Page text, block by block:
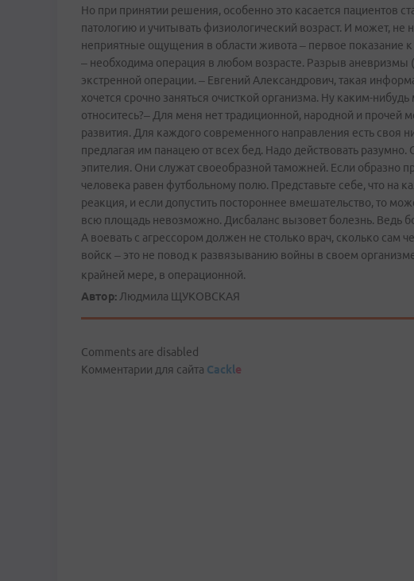
Но при принятии решения, особенно это касается пациентов
патологию и учитывать физиологический возраст. И может, не
неприятные ощущения в области живота – первое показание
– необходима операция в любом возрасте. Разрыв аневризмы
экстренной операции. – Евгений Александрович, такая
хочется срочно заняться очисткой организма. Ну каким-­
относитесь?– Для меня нет традиционной, народной и
развития. Для каждого современного направления есть своя
предлагая им панацею от всех бед. Надо действовать
эпителия. Они служат своеобразной таможней. Если образно
человека равен футбольному полю. Представьте себе, что на
реакция, и если допустить постороннее вмешательство, то
всю площадь невозможно. Дисбаланс вызовет болезнь. Ведь
А воевать с агрессором должен не столько врач, сколько сам
войск – это не повод к развязыванию войны в своем
крайней мере, в операционной.
Автор: Людмила ЩУКОВСКАЯ
Comments are disabled
Комментарии для сайта Cackle